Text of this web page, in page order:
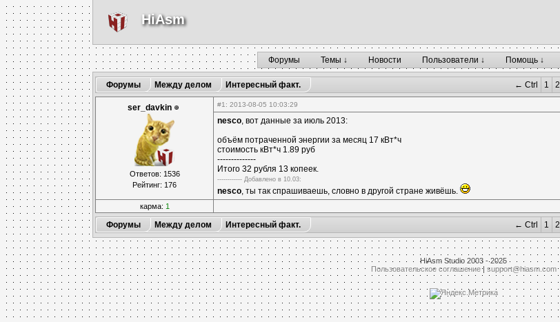
HiAsm
Форумы Темы ↓ Новости Пользователи ↓ Помощь ↓
Форумы Между делом Интересный факт. ← Ctrl 1 2
ser_davkin
Ответов: 1536
Рейтинг: 176
#1 : 2013-08-05 10:03:29
nesco, вот данные за июль 2013:
объём потраченной энергии за месяц 17 кВт*ч
стоимость кВт*ч 1.89 руб
--------------
Итого 32 рубля 13 копеек.
------------ Дoбавленo в 10.03:
nesco, ты так спрашиваешь, словно в другой стране живёшь.
карма: 1
Форумы
Между делом Интересный факт. ← Ctrl 1 2
HiAsm Studio 2003 - 2025
Пользовательское соглашение| support@hiasm.com